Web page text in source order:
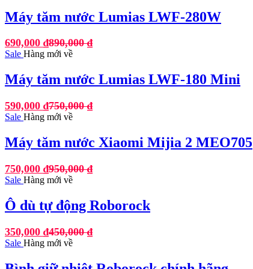
Máy tăm nước Lumias LWF-280W
690,000 ₫890,000₫
Sale Hàng mới về
Máy tăm nước Lumias LWF-180 Mini
590,000 ₫750,000₫
Sale Hàng mới về
Máy tăm nước Xiaomi Mijia 2 MEO705
750,000 ₫950,000₫
Sale Hàng mới về
Ô dù tự động Roborock
350,000 ₫450,000₫
Sale Hàng mới về